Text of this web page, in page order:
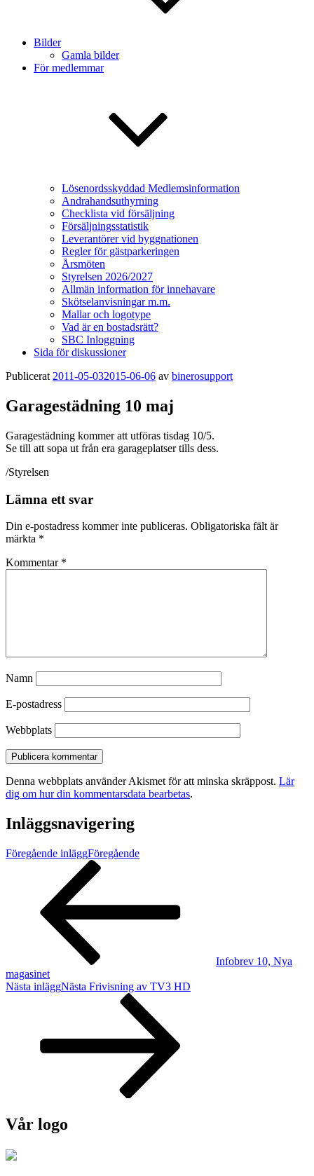
Bilder
Gamla bilder
För medlemmar
Lösenordsskyddad Medlemsinformation
Andrahandsuthyrning
Checklista vid försäljning
Försäljningsstatistik
Leverantörer vid byggnationen
Regler för gästparkeringen
Årsmöten
Styrelsen 2026/2027
Allmän information för innehavare
Skötselanvisningar m.m.
Mallar och logotype
Vad är en bostadsrätt?
SBC Inloggning
Sida för diskussioner
Publicerat 2011-05-032015-06-06 av binerosupport
Garagestädning 10 maj
Garagestädning kommer att utföras tisdag 10/5.
Se till att sopa ut från era garageplatser tills dess.
/Styrelsen
Lämna ett svar
Din e-postadress kommer inte publiceras. Obligatoriska fält är
märkta *
Kommentar *
Namn
E-postadress
Webbplats
Denna webbplats använder Akismet för att minska skräppost. Lär
dig om hur din kommentarsdata bearbetas.
Inläggsnavigering
Föregående inläggFöregående
Infobrev 10, Nya
magasinet
Nästa inläggNästa Frivisning av TV3 HD
Vår logo